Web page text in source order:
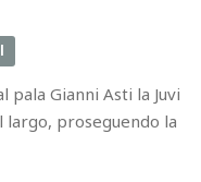
Gianni Asti la Juvi
proseguendo la